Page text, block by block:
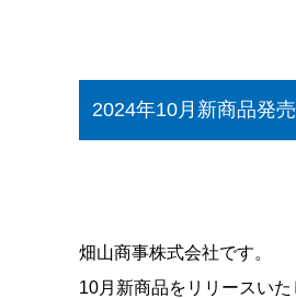
2024年10月新商品発
畑山商事株式会社です。
10月新商品をリリースいた